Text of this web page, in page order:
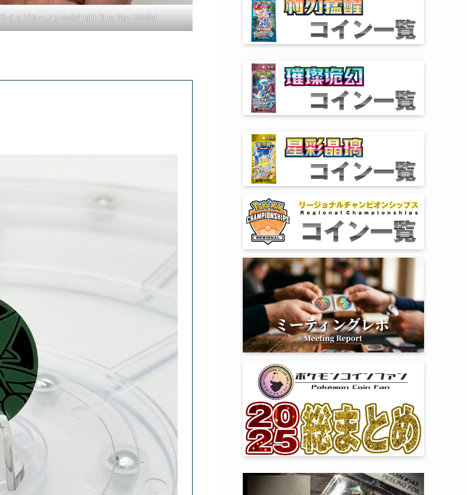
ライトブルーノンホロ/Light Blue Non Holofoil